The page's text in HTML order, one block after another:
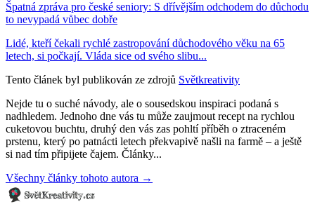
Špatná zpráva pro české seniory: S dřívějším odchodem do důchodu
to nevypadá vůbec dobře
Lidé, kteří čekali rychlé zastropování důchodového věku na 65
letech, si počkají. Vláda sice od svého slibu...
Tento článek byl publikován ze zdrojů Světkreativity
Nejde tu o suché návody, ale o sousedskou inspiraci podaná s
nadhledem. Jednoho dne vás tu může zaujmout recept na rychlou
cuketovou buchtu, druhý den vás zas pohltí příběh o ztraceném
prstenu, který po patnácti letech překvapivě našli na farmě – a ještě
si nad tím připijete čajem. Články...
Všechny články tohoto autora →